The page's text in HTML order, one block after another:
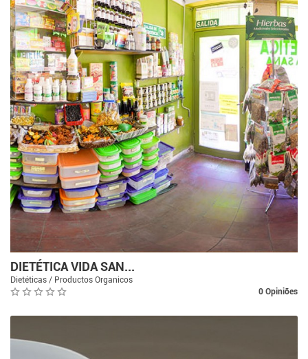
DIETÉTICA VIDA SAN...
Dietéticas / Productos Organicos
0 Opiniões